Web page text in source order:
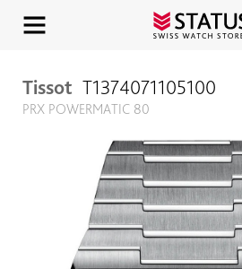
Tissot T1374071105100
PRX POWERMATIC 80